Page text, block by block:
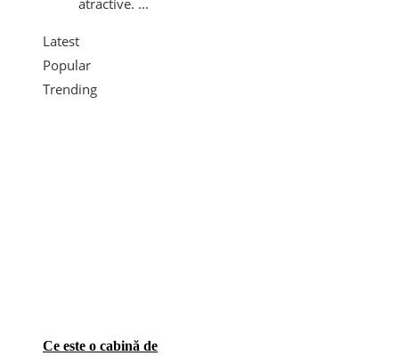
Latest
Popular
Trending
Ce este o cabină de